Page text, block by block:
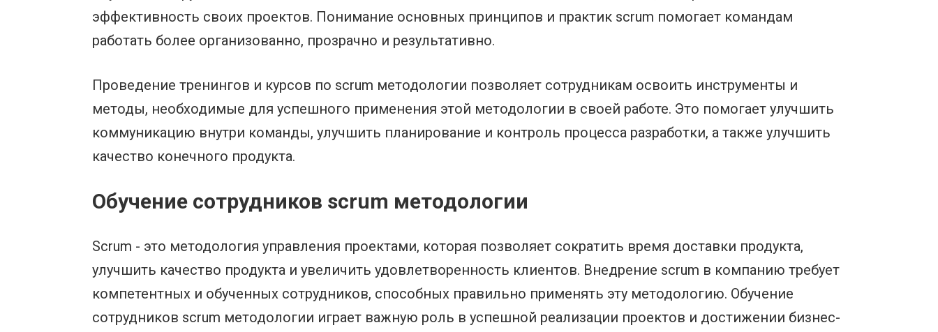
эффективность своих проектов. Понимание основных принципов и практик scrum помогает командам
работать более организованно, прозрачно и результативно.
Проведение тренингов и курсов по scrum методологии позволяет сотрудникам освоить инструменты и
методы, необходимые для успешного применения этой методологии в своей работе. Это помогает улучшить
коммуникацию внутри команды, улучшить планирование и контроль процесса разработки, а также улучшить
качество конечного продукта.
Обучение сотрудников scrum методологии
Scrum - это методология управления проектами, которая позволяет сократить время доставки продукта,
улучшить качество продукта и увеличить удовлетворенность клиентов. Внедрение scrum в компанию требует
компетентных и обученных сотрудников, способных правильно применять эту методологию. Обучение
сотрудников scrum методологии играет важную роль в успешной реализации проектов и достижении бизнес-